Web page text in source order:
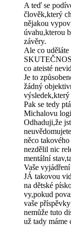
A teď se
člověk,který
nějakou
úvahu,kterou
závěry.
Ale co
co ateisté
Je to
žádný
Pak se tedy
Michalovu
Odhaduji,že
něco
nezdělil nic
mentální
Vaše
JÁ takovou
na dětské
vy,pokud
vaše
nemůže tuto
už tady máme